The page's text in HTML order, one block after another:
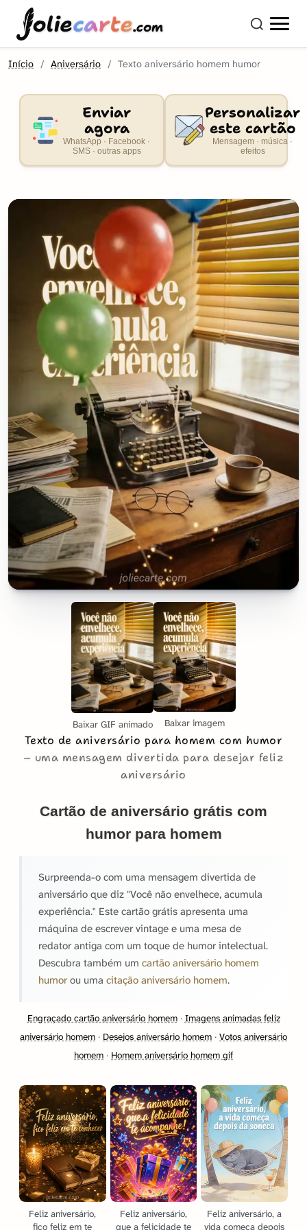
oliecarte.com
Início Aniversário Texto aniversário homem humor
Enviar
agora
WhatsApp · Facebook ·
SMS · outras apps
Personalizar
este cartão
Mensagem · música ·
efeitos
Baixar GIF animado Baixar imagem
Texto de aniversário para homem com humor
uma mensagem divertida para desejar feliz
aniversário
Cartão de aniversário grátis com
humor para homem
Surpreenda-o com uma mensagem divertida de
aniversário que diz "Você não envelhece, acumula
experiência." Este cartão grátis apresenta uma
máquina de escrever vintage e uma mesa de
redator antiga com um toque de humor intelectual.
Descubra também um cartão aniversário homem
humor ou uma citação aniversário homem.
Engraçado cartão aniversário homem· Imagens animadas feliz
aniversário homem · Desejos aniversário homem · Votos aniversário
homem · Homem aniversário homem gif
Feliz aniversário,
fico feliz em te
Feliz aniversário,
que a felicidade te
Feliz aniversário, a
vida começa depois